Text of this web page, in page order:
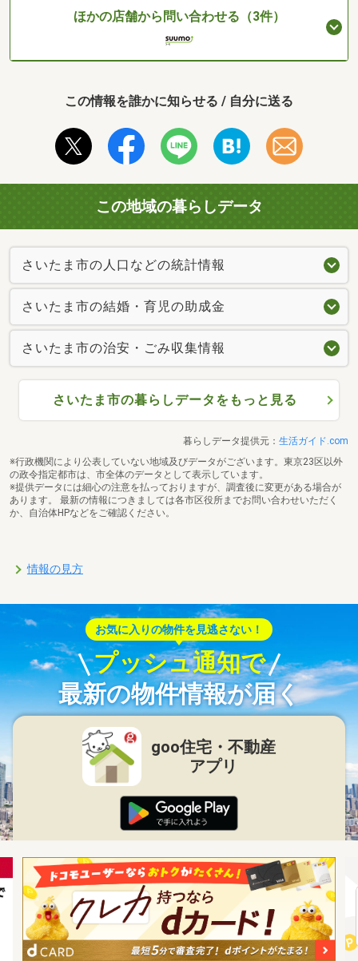
ほかの店舗から問い合わせる（3件）
この情報を誰かに知らせる / 自分に送る
この地域の暮らしデータ
さいたま市の人口などの統計情報
さいたま市の結婚・育児の助成金
さいたま市の治安・ごみ収集情報
さいたま市の暮らしデータをもっと見る
暮らしデータ提供元： 生活ガイド.com
※行政機関により公表していない地域及びデータがございます。東京23区以外
の政令指定都市は、市全体のデータとして表示しています。
※提供データには細心の注意を払っておりますが、調査後に変更がある場合が
あります。 最新の情報につきましては各市区役所までお問い合わせいただく
か、自治体HPなどをご確認ください。
情報の見方
お気に入りの物件を見逃さない！
プッシュ通知で
最新の物件情報が届く
goo住宅・不動産
アプリ